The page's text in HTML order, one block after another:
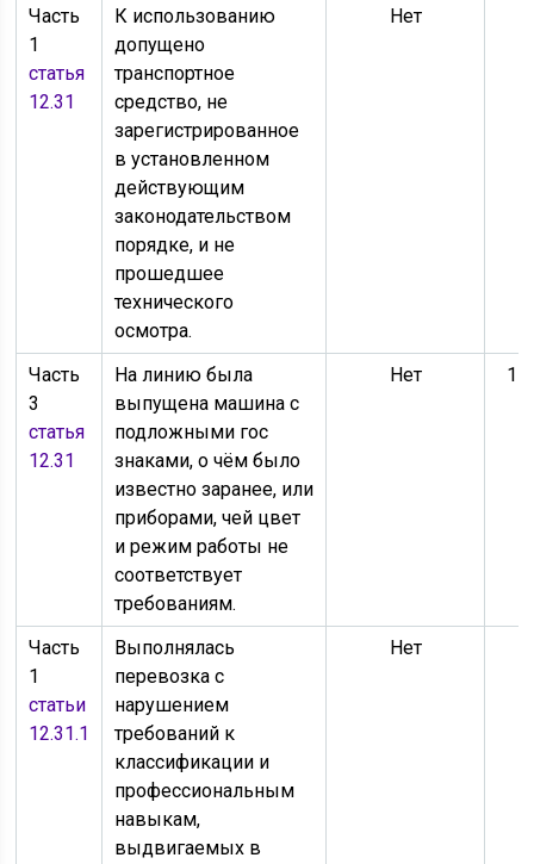
Часть
1
статья
12.31
К использованию
допущено
транспортное
средство, не
зарегистрированное
в установленном
действующим
законодательством
порядке, и не
прошедшее
технического
осмотра.
Нет
Часть
3
статья
12.31
На линию была
выпущена машина с
подложными гос
знаками, о чём было
известно заранее, или
приборами, чей цвет
и режим работы не
соответствует
требованиям.
Нет
Часть
1
статьи
12.31.1
Выполнялась
перевозка с
нарушением
требований к
классификации и
профессиональным
навыкам,
выдвигаемых в
Нет